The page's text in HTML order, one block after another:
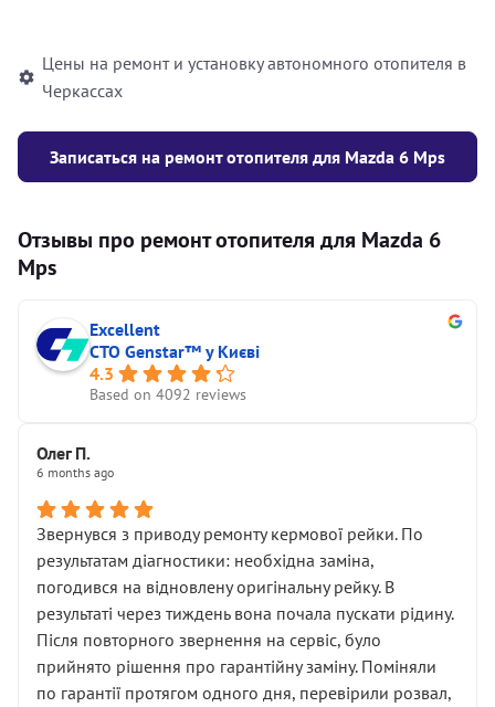
Цены на ремонт и установку автономного отопителя в
Черкассах
Записаться на ремонт отопителя для Mazda 6 Mps
Отзывы про ремонт отопителя для Mazda 6
Mps
Excellent
СТО Genstar™ у Києві
4.3
Based on 4092 reviews
Олег П.
6 months ago
Звернувся з приводу ремонту кермової рейки. По
результатам діагностики: необхідна заміна,
погодився на відновлену оригінальну рейку. В
результаті через тиждень вона почала пускати рідину.
Після повторного звернення на сервіс, було
прийнято рішення про гарантійну заміну. Поміняли
по гарантії протягом одного дня, перевірили розвал,